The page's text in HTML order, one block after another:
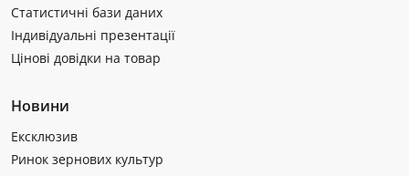
Статистичні бази даних
Індивідуальні презентації
Цінові довідки на товар
Новини
Ексклюзив
Ринок зернових культур